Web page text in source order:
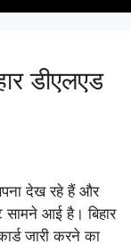
डीएलएड
देख रहे हैं और
आई है। बिहार
जारी करने का